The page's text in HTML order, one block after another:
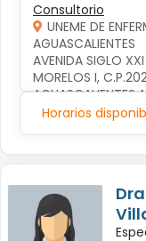
Consultorio
UNEME DE
AGUASCALIENTES
AVENIDA SIGLO
MORELOS I,
Horarios